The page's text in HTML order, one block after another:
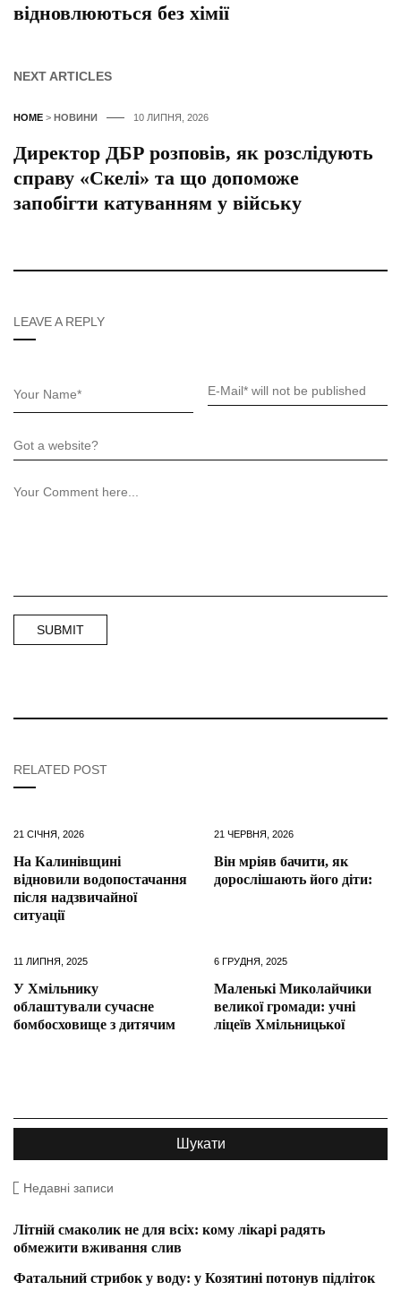
відновлюються без хімії
NEXT ARTICLES
HOME > НОВИНИ 10 ЛИПНЯ, 2026
Директор ДБР розповів, як розслідують
справу «Скелі» та що допоможе
запобігти катуванням у війську
LEAVE A REPLY
RELATED POST
21 СІЧНЯ, 2026
На Калинівщині
відновили водопостачання
після надзвичайної
ситуації
21 ЧЕРВНЯ, 2026
Він мріяв бачити, як
дорослішають його діти:
11 ЛИПНЯ, 2025
У Хмільнику
облаштували сучасне
бомбосховище з дитячим
6 ГРУДНЯ, 2025
Маленькі Миколайчики
великої громади: учні
ліцеїв Хмільницької
Недавні записи
Літній смаколик не для всіх: кому лікарі радять
обмежити вживання слив
Фатальний стрибок у воду: у Козятині потонув підліток